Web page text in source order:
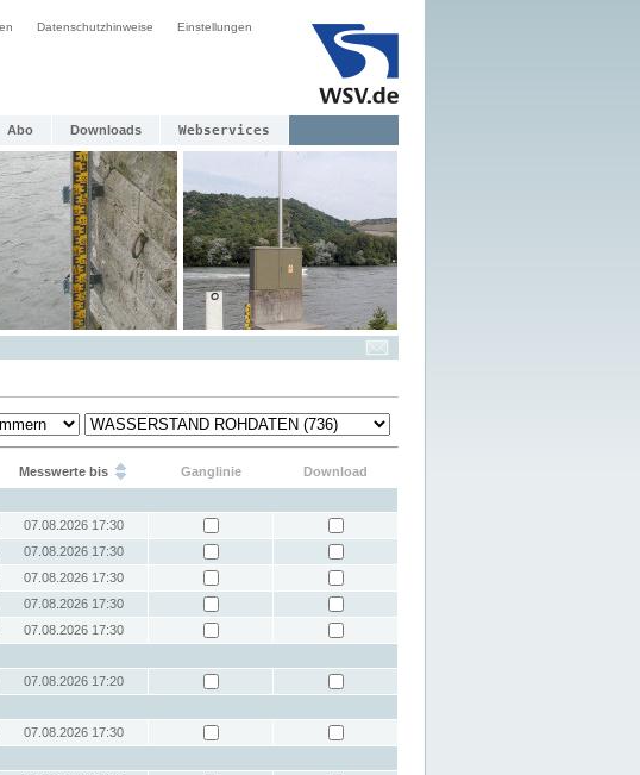
Datenschutzhinweise Einstellungen
Abo Downloads Webservices
Messwerte bis Ganglinie
Download
07.08.2026 17:30
07.08.2026 17:30
07.08.2026 17:30
07.08.2026 17:30
07.08.2026 17:30
07.08.2026 17:20
07.08.2026 17:30